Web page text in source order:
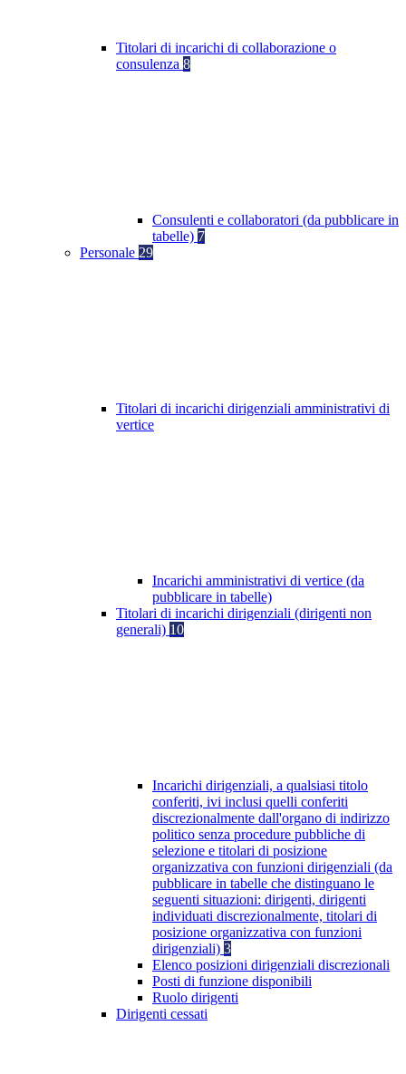
Titolari di incarichi di collaborazione o
consulenza 8
Consulenti e collaboratori (da pubblicare in
tabelle) 7
Personale 29
Titolari di incarichi dirigenziali amministrativi di
vertice
Incarichi amministrativi di vertice (da
pubblicare in tabelle)
Titolari di incarichi dirigenziali (dirigenti non
generali) 10
Incarichi dirigenziali, a qualsiasi titolo
conferiti, ivi inclusi quelli conferiti
discrezionalmente dall'organo di indirizzo
politico senza procedure pubbliche di
selezione e titolari di posizione
organizzativa con funzioni dirigenziali (da
pubblicare in tabelle che distinguano le
seguenti situazioni: dirigenti, dirigenti
individuati discrezionalmente, titolari di
posizione organizzativa con funzioni
dirigenziali) 3
Elenco posizioni dirigenziali discrezionali
Posti di funzione disponibili
Ruolo dirigenti
Dirigenti cessati